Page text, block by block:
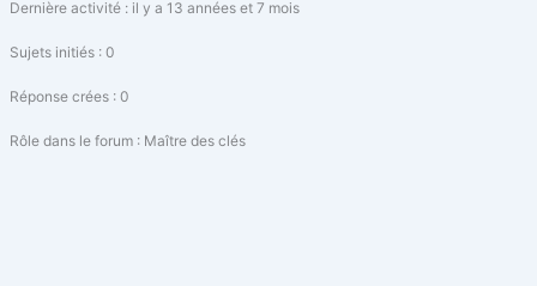
Dernière activité : il y a 13 années et 7 mois
Sujets initiés : 0
Réponse crées : 0
Rôle dans le forum : Maître des clés